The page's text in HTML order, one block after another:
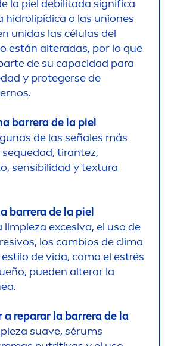
la piel debilitada significa
hidrolipídica o las uniones
unidas las células del
están alteradas, por lo que
de su capacidad para
y protegerse de
barrera de la piel
de las señales más
tirantez,
sensibilidad y textura
barrera de la piel
limpieza excesiva, el uso de
los cambios de clima
de vida, como el estrés
pueden alterar la
reparar la barrera de la
suave, sérums